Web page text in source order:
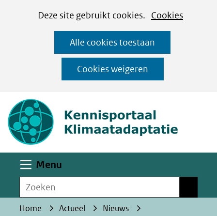
CookiesDeze site gebruikt cookies. Cookies
op
deze
website
worden
toegestaan
geweigerd.
Alle cookies toestaan
Cookies weigeren
Ga
naar
de
inhoud
Menu
Zoeken
Home Actueel
Nieuws